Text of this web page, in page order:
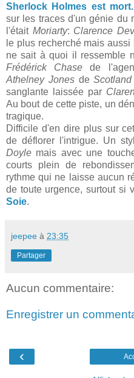
Sherlock Holmes est
sur les traces d'un génie du
l'était Moriarty: Clarence
le plus recherché mais
ne sait à quoi il ressemble
Frédérick Chase de
Athelney Jonesde
sanglante laissée par
Au bout de cette piste, un
tragique.
Difficile d'en dire plus sur
de déflorer l'intrigue. Un
Doyle mais avec une
courts plein de
rythme qui ne laisse aucun
de toute urgence, surtout si
Soie.
jeepee à 23:35
Partager
Aucun commentaire:
Enregistrer un
‹